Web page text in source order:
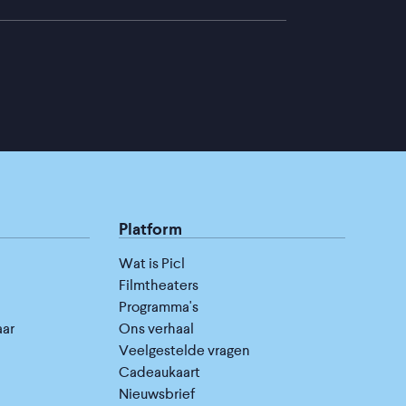
Platform
Wat is Picl
Filmtheaters
Programma's
Ons verhaal
Veelgestelde vragen
Cadeaukaart
Nieuwsbrief